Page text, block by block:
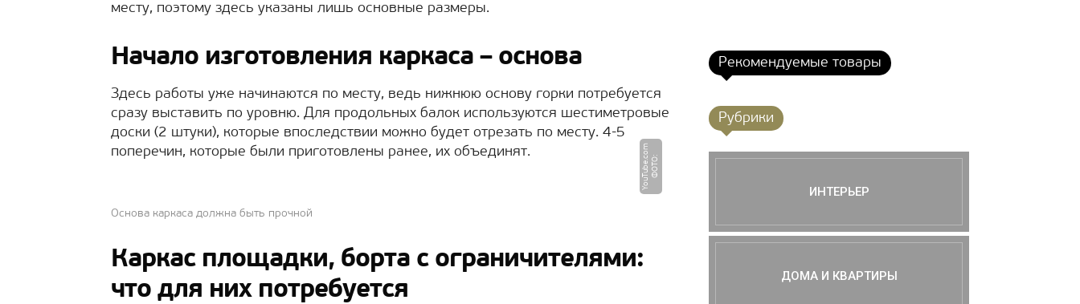
месту, поэтому здесь указаны лишь основные размеры.
Начало изготовления каркаса – основа
Здесь работы уже начинаются по месту, ведь нижнюю основу горки потребуется
сразу выставить по уровню. Для продольных балок используются шестиметровые
доски (2 штуки), которые впоследствии можно будет отрезать по месту. 4-5
поперечин, которые были приготовлены ранее, их объединят.
Ф
О
Т
О
:
Y
o
u
T
u
b
e.
c
o
m
Основа каркаса должна быть прочной
Каркас площадки, борта с ограничителями:
что для них потребуется
Рекомендуемые товары
Рубрики
ИНТЕРЬЕР
ДОМА И КВАРТИРЫ